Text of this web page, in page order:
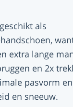
als
extra lange
en 2x
pasvorm
en sneeuw.